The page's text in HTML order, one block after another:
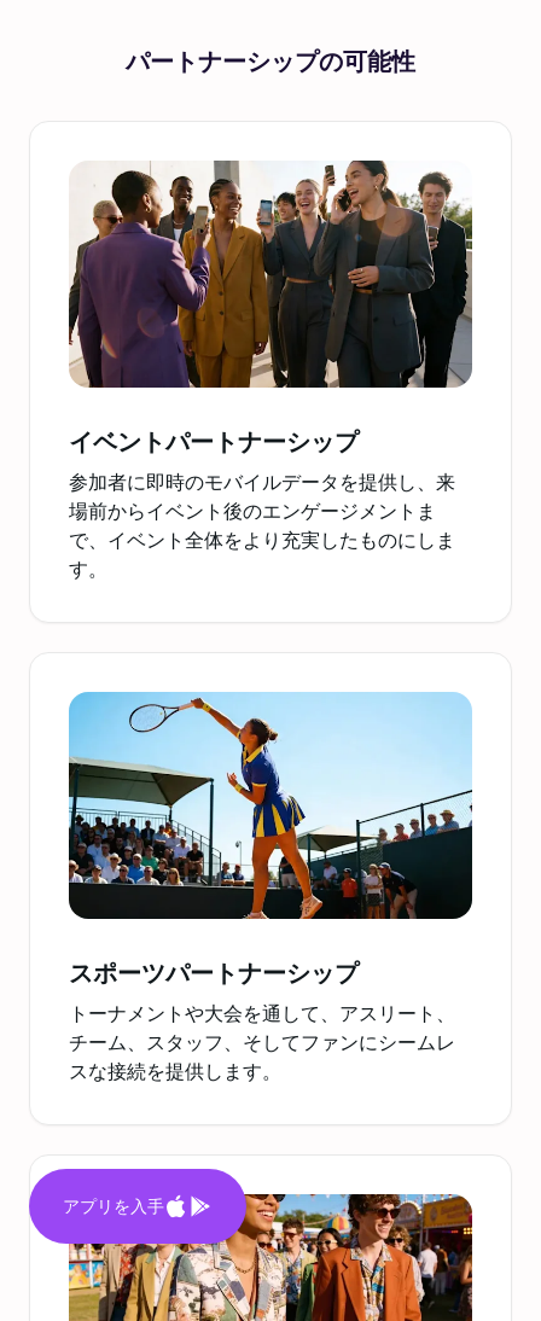
パートナーシップの可能性
イベントパートナーシップ
参加者に即時のモバイルデータを提供し、来
場前からイベント後のエンゲージメントま
で、イベント全体をより充実したものにしま
す。
スポーツパートナーシップ
トーナメントや大会を通して、アスリート、
チーム、スタッフ、そしてファンにシームレ
スな接続を提供します。
アプリを入手